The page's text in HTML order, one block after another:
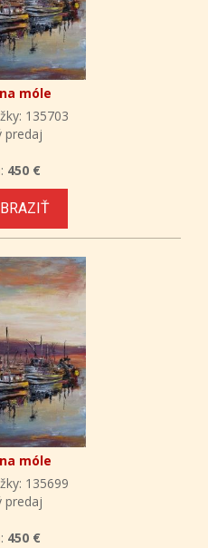
móle
135703
predaj
450 €
móle
135699
predaj
450 €